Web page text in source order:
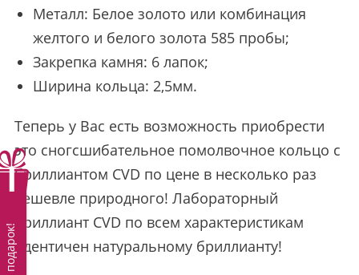
Металл: Белое золото или комбинация
желтого и белого золота 585 пробы;
Закрепка камня: 6 лапок;
Ширина кольца: 2,5мм.
Теперь у Вас есть возможность приобрести
это сногсшибательное помолвочное кольцо с
бриллиантом CVD по цене в несколько раз
дешевле природного! Лабораторный
бриллиант CVD по всем характеристикам
идентичен натуральному бриллианту!
Вам подарок!